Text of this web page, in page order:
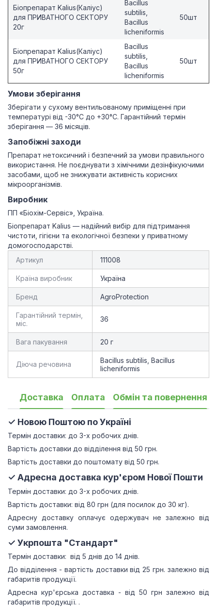
Біопрепарат Kalius(Каліус)
для ПРИВАТНОГО СЕКТОРУ
20г
Bacillus
subtilis,
Bacillus
licheniformis
50шт
Біопрепарат Kalius(Каліус)
для ПРИВАТНОГО СЕКТОРУ
50г
Bacillus
subtilis,
Bacillus
licheniformis
50шт
Умови зберігання
Зберігати у сухому вентильованому приміщенні при
температурі від -30°C до +30°C. Гарантійний термін
зберігання — 36 місяців.
Запобіжні заходи
Препарат нетоксичний і безпечний за умови правильного
використання. Не поєднувати з хімічними дезінфікуючими
засобами, щоб не знижувати активність корисних
мікроорганізмів.
Виробник
ПП «Біохім-Сервіс», Україна.
Біопрепарат Kalius — надійний вибір для підтримання
чистоти, гігієни та екологічної безпеки у приватному
домогосподарстві.
Артикул
111008
Країна виробник Україна
Бренд AgroProtection
Гарантійний термін,
міс.
36
Вага пакування 20 г
Діюча речовина
Bacillus subtilis, Bacillus
licheniformis
Доставка Оплата Обмін та повернення
✓ Новою Поштою по Україні
Термін доставки: до 3-х робочих днів.
Вартість доставки до відділення від 50 грн.
Вартість доставки до поштомату від 50 грн.
✓ Адресна доставка кур'єром Нової Пошти
Термін доставки: до 3-х робочих днів.
Вартість доставки: від 80 грн (для посилок до 30 кг).
Адресну доставку оплачує одержувач не залежно від
суми замовлення.
✓ Укрпошта "Стандарт"
Термін доставки: від 5 днів до 14 днів.
До відділення - вартість доставки від 25 грн.залежно від
габаритів продукції.
Адресна кур'єрська доставка - від 50 грн залежно від
габаритів продукції. .